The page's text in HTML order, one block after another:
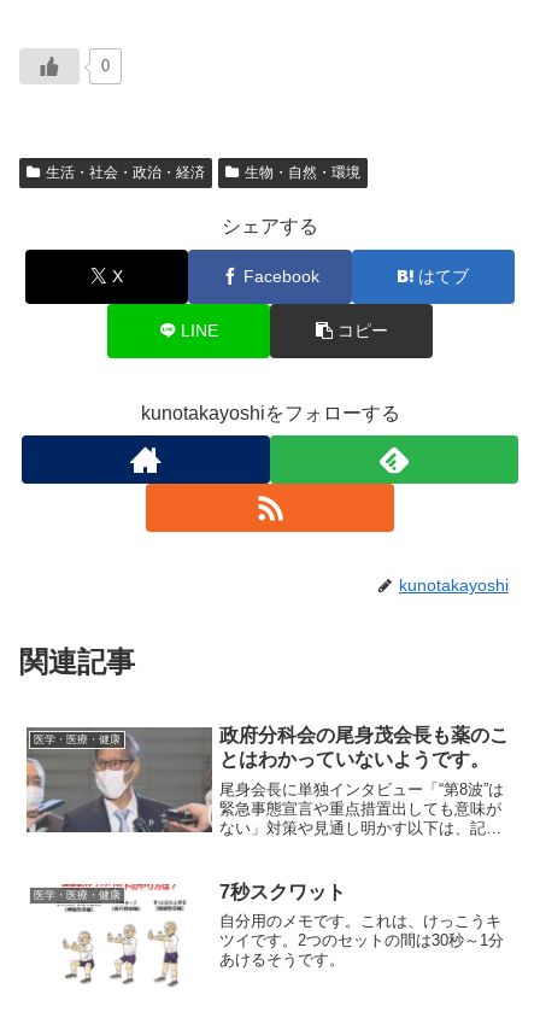
0
生活・社会・政治・経済 生物・自然・環境
シェアする
X Facebook はてブ
LINE コピー
kunotakayoshiをフォローする
kunotakayoshi
関連記事
医学・医療・健康
政府分科会の尾身茂会長も薬のこ
とはわかっていないようです。
尾身会長に単独インタビュー「“第8波”は
緊急事態宣言や重点措置出しても意味が
ない」対策や見通し明かす以下は、記事
会の尾身茂会長がＢＢＴの単独インタビ
ューに応じ、いま必...
医学・医療・健康 7秒スクワット
自分用のメモです。これは、けっこうキ
ツイです。2つのセットの間は30秒～1分
あけるそうです。